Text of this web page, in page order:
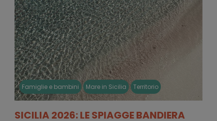
Famiglie e bambini Mare in Sicilia Territorio
SICILIA 2026: LE SPIAGGE BANDIERA